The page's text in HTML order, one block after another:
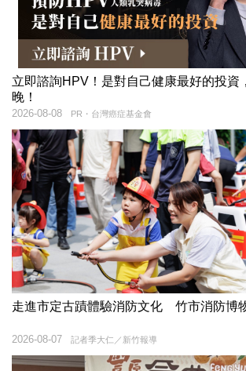
立即諮詢HPV！是對自己健康最好的投資
晚！
PR・台灣癌症基金會
2026-08-08
走進市定古蹟體驗消防文化 竹市消防博
記者季大仁／新竹報導
2026-08-07